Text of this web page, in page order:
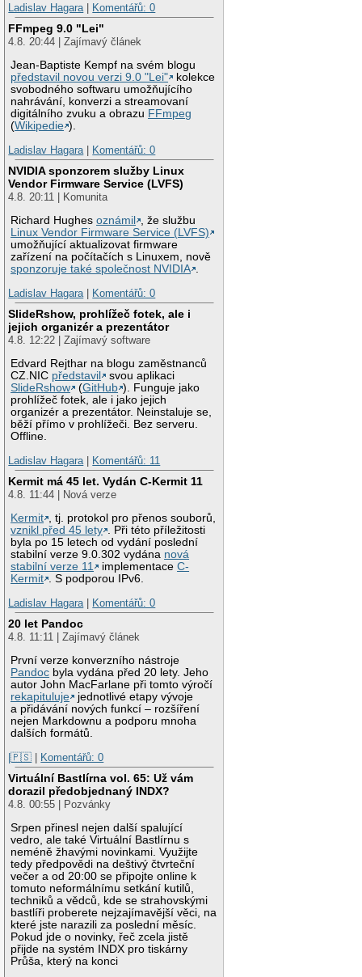
Ladislav Hagara
Komentářů: 0
FFmpeg 9.0 "Lei"
4.8. 20:44 | Zajímavý článek
Jean-Baptiste Kempf na svém blogu
představil novou verzi 9.0 "Lei"
kolekce
svobodného softwaru umožňujícího
nahrávání, konverzi a streamovaní
digitálního zvuku a obrazu FFmpeg
(Wikipedie ).
Ladislav Hagara
Komentářů: 0
NVIDIA sponzorem služby Linux
Vendor Firmware Service (LVFS)
4.8. 20:11 | Komunita
Richard Hughesoznámil
, že službu
Linux Vendor Firmware Service (LVFS)
umožňující aktualizovat firmware
zařízení na počítačích s Linuxem, nově
sponzoruje také společnost NVIDIA .
Ladislav Hagara | Komentářů: 0
SlideRshow, prohlížeč fotek, ale i
jejich organizér a prezentátor
4.8. 12:22 | Zajímavý software
Edvard Rejthar na blogu zaměstnanců
CZ.NIC představil
svou aplikaci
SlideRshow
(GitHub ). Funguje jako
prohlížeč fotek, ale i jako jejich
organizér a prezentátor. Neinstaluje se,
běží přímo v prohlížeči. Bez serveru.
Offline.
Ladislav Hagara | Komentářů: 11
Kermit má 45 let. Vydán C-Kermit 11
4.8. 11:44 | Nová verze
Kermit , tj. protokol pro přenos souborů,
vznikl před 45 lety . Při této příležitosti
byla po 15 letech od vydání poslední
stabilní verze 9.0.302 vydána nová
stabilní verze 11
implementaceC-
Kermit . S podporou IPv6.
Ladislav Hagara | Komentářů: 0
20 let Pandoc
4.8. 11:11 | Zajímavý článek
První verze konverzního nástroje
Pandoc byla vydána před 20 lety. Jeho
autor John MacFarlane při tomto výročí
rekapituluje
jednotlivé etapy vývoje
a přidávání nových funkcí – rozšíření
nejen Markdownu a podporu mnoha
dalších formátů.
|🇵🇸 | Komentářů: 0
Virtuální Bastlírna vol. 65: Už vám
dorazil předobjednaný INDX?
4.8. 00:55 | Pozvánky
Srpen přinesl nejen další spalující
vedro, ale také Virtuální Bastlírnu s
neméně žhavými novinkami. Využijte
tedy předpovědi na deštivý čtvrteční
večer a od 20:00 se připojte online k
tomuto neformálnímu setkání kutilů,
techniků a vědců, kde se strahovskými
bastlíři proberete nejzajímavější věci, na
které jste narazili za poslední měsíc.
Pokud jde o novinky, řeč zcela jistě
přijde na systém INDX pro tiskárny
Průša, který na konci